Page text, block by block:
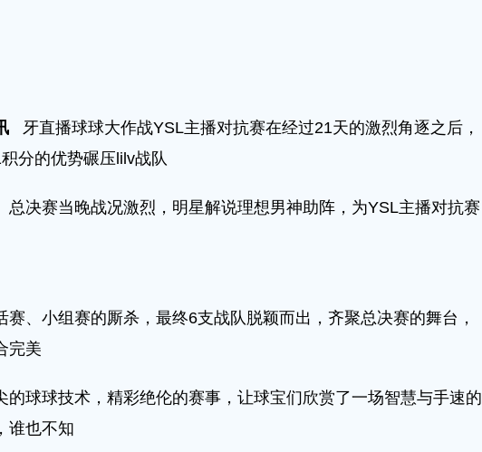
牙直播球球大作战YSL主播对抗赛在经过21天的激烈角逐之后，
分的优势碾压lilv战队
决赛当晚战况激烈，明星解说理想男神助阵，为YSL主播对抗赛
小组赛的厮杀，最终6支战队脱颖而出，齐聚总决赛的舞台，
完美
球球技术，精彩绝伦的赛事，让球宝们欣赏了一场智慧与手速的
谁也不知